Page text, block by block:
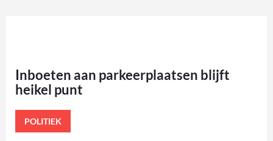
Inboeten aan parkeerplaatsen blijft
heikel punt
POLITIEK